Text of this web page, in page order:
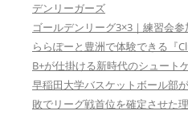
デンリーガーズ
ゴールデンリーグ3×3｜練習会
ららぽーと豊洲で体験できる『
B+が仕掛ける新時代のシュート
早稲田大学バスケットボール部
敗でリーグ戦首位を確定させた